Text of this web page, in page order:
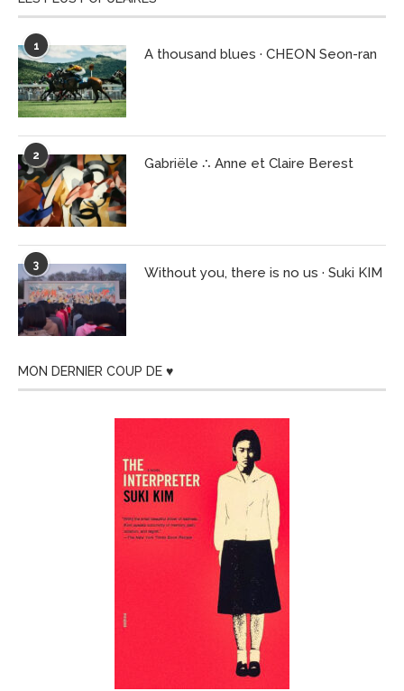
1 A thousand blues · CHEON Seon-ran
2 Gabriële ∴ Anne et Claire Berest
3 Without you, there is no us · Suki KIM
MON DERNIER COUP DE ♥